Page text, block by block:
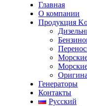
Главная
О компании
Продукция
Генераторы
Контакты
Русский